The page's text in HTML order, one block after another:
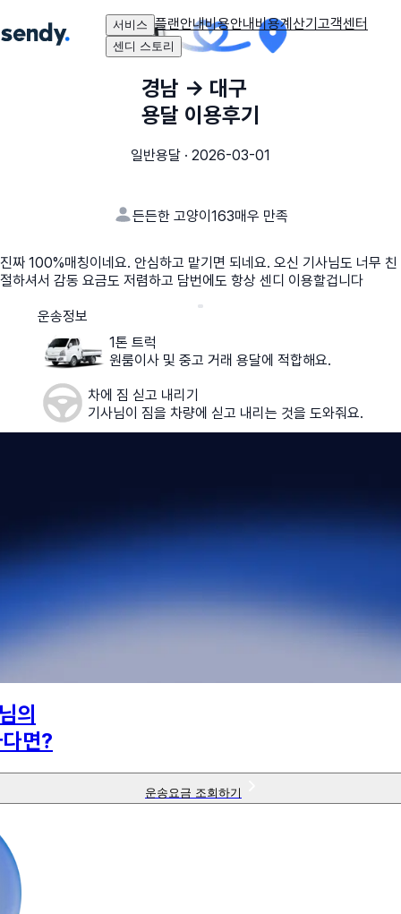
서비스 플랜안내비용안내비용계산기고객센터
센디 스토리
경남 → 대구
용달 이용후기
일반용달 · 2026-03-01
든든한 고양이163매우 만족
진짜 100%매칭이네요. 안심하고 맡기면 되네요. 오신 기사님도 너무 친
절하셔서 감동 요금도 저렴하고 담번에도 항상 센디 이용할겁니다
운송정보
1톤 트럭
원룸이사 및 중고 거래 용달에 적합해요.
차에 짐 싣고 내리기
기사님이 짐을 차량에 싣고 내리는 것을 도와줘요.
의
면?
운송요금 조회하기